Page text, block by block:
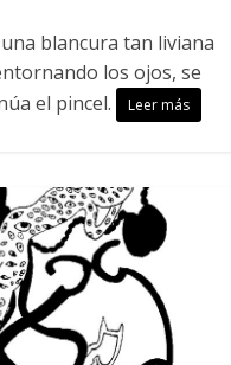
blancura tan liviana
los ojos, se
el pincel.
Leer más